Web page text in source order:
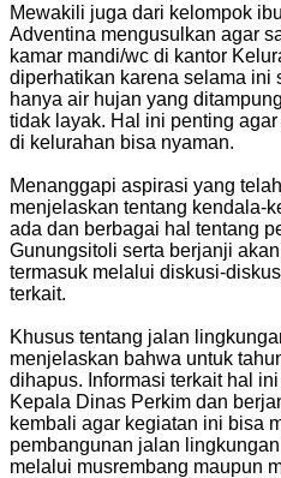
Mewakili juga dari kelompok
Adventina mengusulkan agar
kamar mandi/wc di kantor
diperhatikan karena selama ini
hanya air hujan yang
tidak layak. Hal ini penting
di kelurahan bisa nyaman.
Menanggapi aspirasi yang
menjelaskan tentang kendala-
ada dan berbagai hal tentang
Gunungsitoli serta berjanji
termasuk melalui diskusi-
terkait.
Khusus tentang jalan
menjelaskan bahwa untuk
dihapus. Informasi terkait hal
Kepala Dinas Perkim dan
kembali agar kegiatan ini bisa
pembangunan jalan
melalui musrembang maupun